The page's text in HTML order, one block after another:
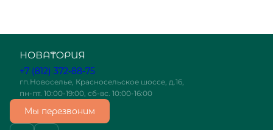
+7 (812) 372-88-75
гп.Новоселье, Красносельское шоссе, д.16,
пн-пт. 10:00-19:00, сб-вс. 10:00-16:00
Мы перезвоним